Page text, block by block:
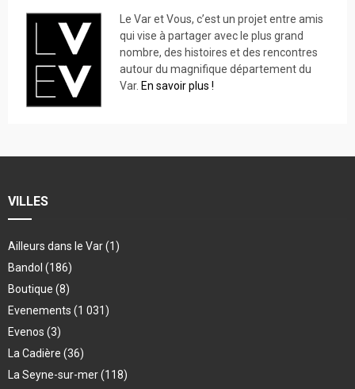
Le Var et Vous, c’est un projet entre amis
qui vise à partager avec le plus grand
nombre, des histoires et des rencontres
autour du magnifique département du
Var. En savoir plus !
VILLES
Ailleurs dans le Var(1)
Bandol (186)
Boutique (8)
Evenements (1 031)
Evenos (3)
La Cadière (36)
La Seyne-sur-mer(118)